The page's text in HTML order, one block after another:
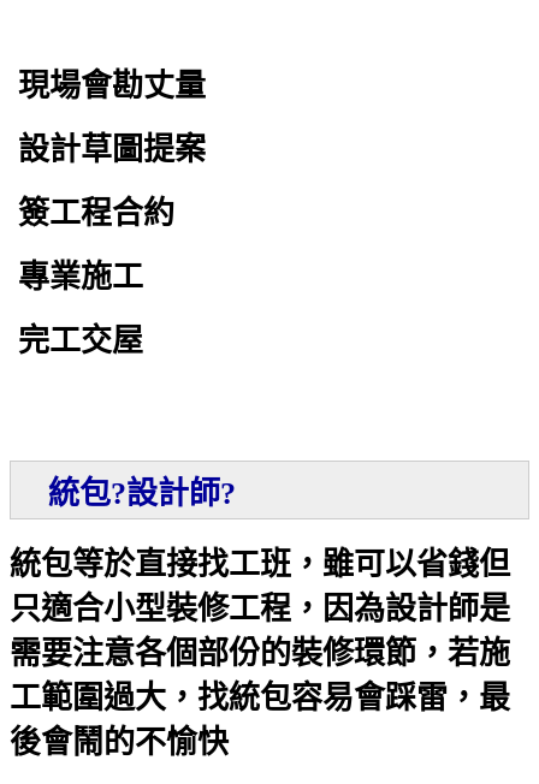
現場會勘丈量
設計草圖提案
簽工程合約
專業施工
完工交屋
統包?設計師?
統包等於直接找工班，雖可以省錢但
只適合小型裝修工程，因為設計師是
需要注意各個部份的裝修環節，若施
工範圍過大，找統包容易會踩雷，最
後會鬧的不愉快